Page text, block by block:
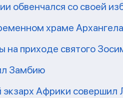
обвенчался со своей
храме
на приходе святого
Замбию
Африки